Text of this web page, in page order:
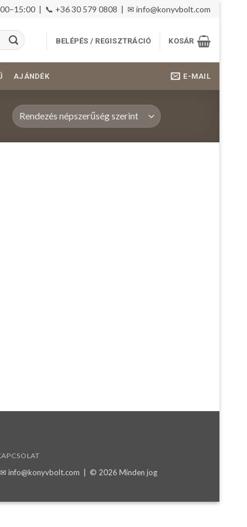
| 📞 +36 30 579 0808 | ✉ info@konyvbolt.com
BELÉPÉS / REGISZTRÁCIÓ KOSÁR
AJÁNDÉK E-MAIL
info@konyvbolt.com | © 2026 Minden jog